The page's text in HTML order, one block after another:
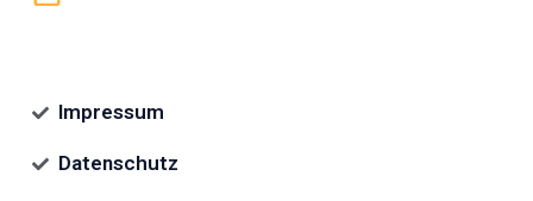
Impressum
Datenschutz